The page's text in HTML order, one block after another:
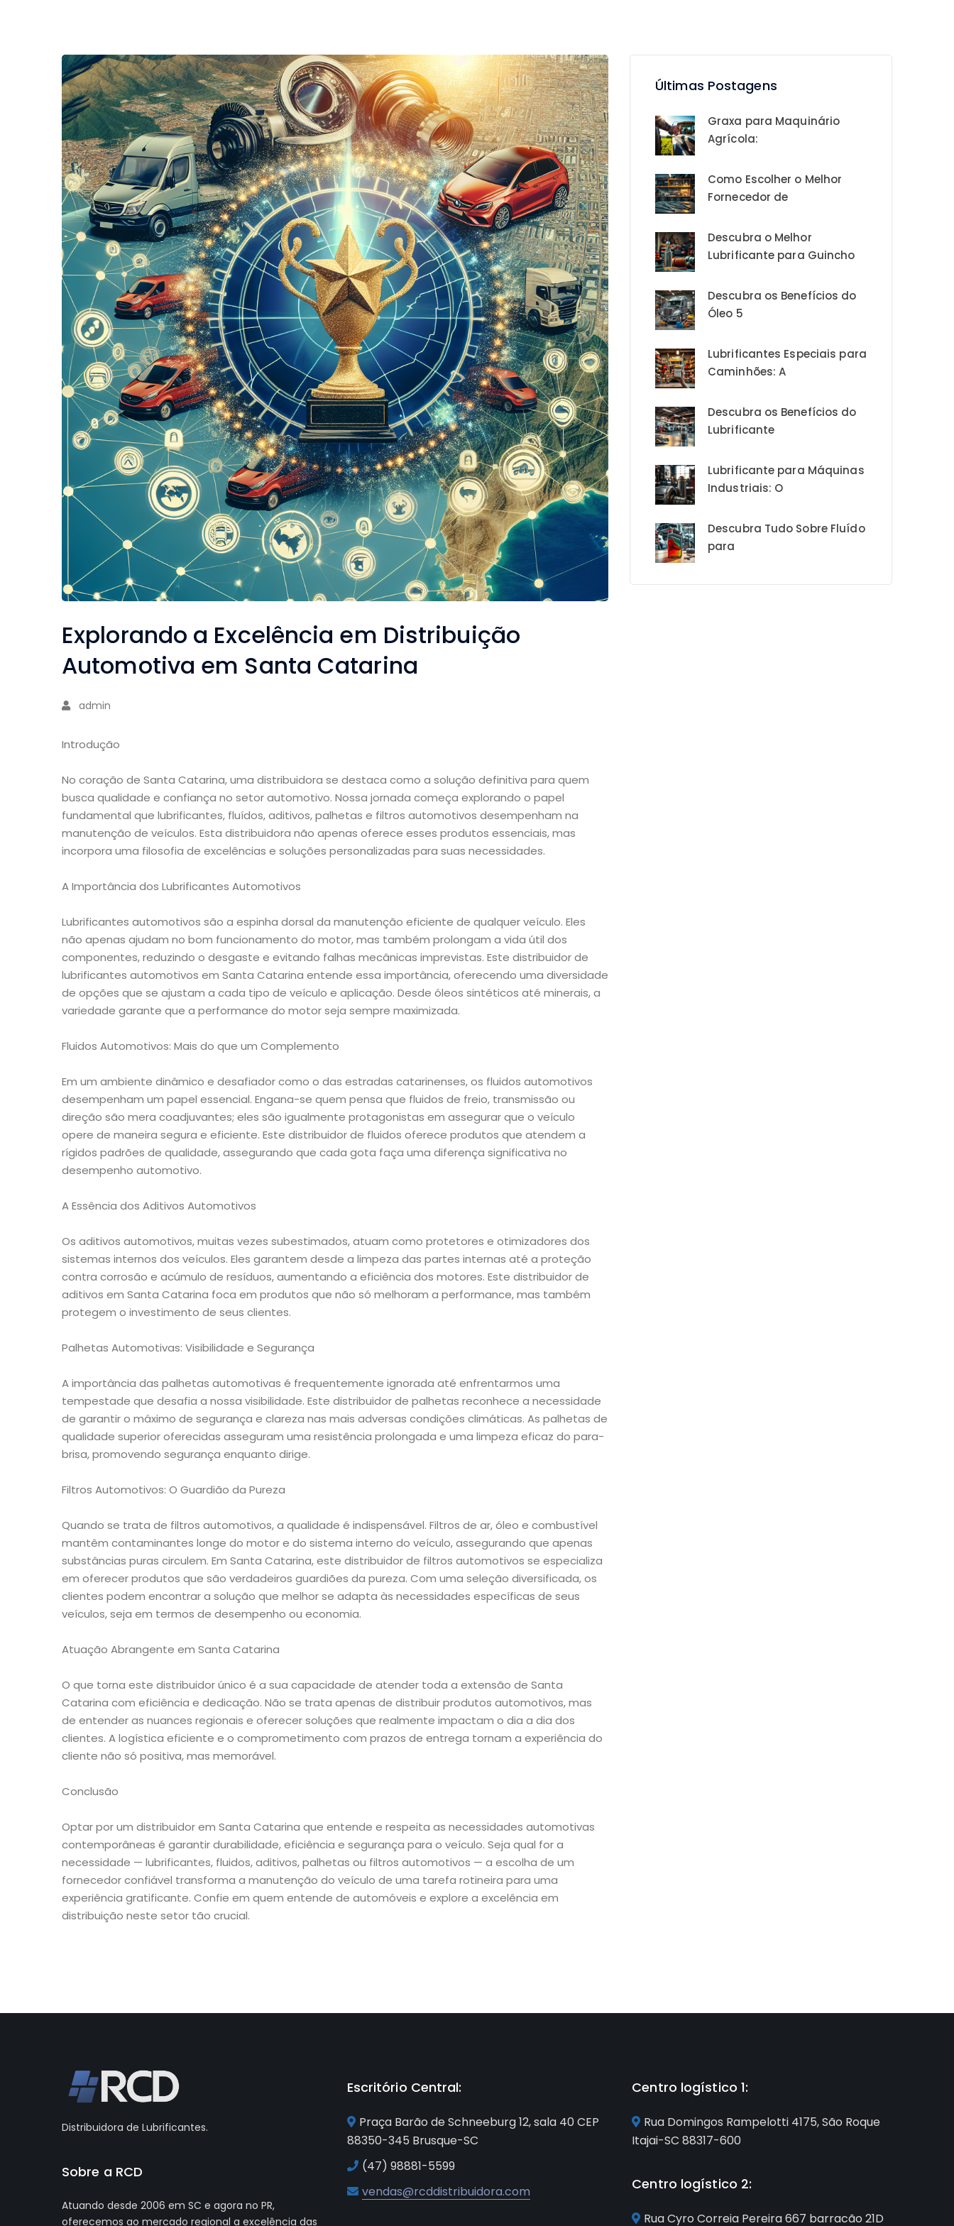
Explorando a Excelência em Distribuição
Automotiva em Santa Catarina
admin
Introdução
No coração de Santa Catarina, uma distribuidora se destaca como a solução definitiva para quem
busca qualidade e confiança no setor automotivo. Nossa jornada começa explorando o papel
fundamental que lubrificantes, fluídos, aditivos, palhetas e filtros automotivos desempenham na
manutenção de veículos. Esta distribuidora não apenas oferece esses produtos essenciais, mas
incorpora uma filosofia de excelências e soluções personalizadas para suas necessidades.
A Importância dos Lubrificantes Automotivos
Lubrificantes automotivos são a espinha dorsal da manutenção eficiente de qualquer veículo. Eles
não apenas ajudam no bom funcionamento do motor, mas também prolongam a vida útil dos
componentes, reduzindo o desgaste e evitando falhas mecânicas imprevistas. Este distribuidor de
lubrificantes automotivos em Santa Catarina entende essa importância, oferecendo uma diversidade
de opções que se ajustam a cada tipo de veículo e aplicação. Desde óleos sintéticos até minerais, a
variedade garante que a performance do motor seja sempre maximizada.
Fluidos Automotivos: Mais do que um Complemento
Em um ambiente dinâmico e desafiador como o das estradas catarinenses, os fluidos automotivos
desempenham um papel essencial. Engana-se quem pensa que fluidos de freio, transmissão ou
direção são mera coadjuvantes; eles são igualmente protagonistas em assegurar que o veículo
opere de maneira segura e eficiente. Este distribuidor de fluidos oferece produtos que atendem a
rígidos padrões de qualidade, assegurando que cada gota faça uma diferença significativa no
desempenho automotivo.
A Essência dos Aditivos Automotivos
Os aditivos automotivos, muitas vezes subestimados, atuam como protetores e otimizadores dos
sistemas internos dos veículos. Eles garantem desde a limpeza das partes internas até a proteção
contra corrosão e acúmulo de resíduos, aumentando a eficiência dos motores. Este distribuidor de
aditivos em Santa Catarina foca em produtos que não só melhoram a performance, mas também
protegem o investimento de seus clientes.
Palhetas Automotivas: Visibilidade e Segurança
A importância das palhetas automotivas é frequentemente ignorada até enfrentarmos uma
tempestade que desafia a nossa visibilidade. Este distribuidor de palhetas reconhece a necessidade
de garantir o máximo de segurança e clareza nas mais adversas condições climáticas. As palhetas de
qualidade superior oferecidas asseguram uma resistência prolongada e uma limpeza eficaz do para-
brisa, promovendo segurança enquanto dirige.
Filtros Automotivos: O Guardião da Pureza
Quando se trata de filtros automotivos, a qualidade é indispensável. Filtros de ar, óleo e combustível
mantêm contaminantes longe do motor e do sistema interno do veículo, assegurando que apenas
substâncias puras circulem. Em Santa Catarina, este distribuidor de filtros automotivos se especializa
em oferecer produtos que são verdadeiros guardiões da pureza. Com uma seleção diversificada, os
clientes podem encontrar a solução que melhor se adapta às necessidades específicas de seus
veículos, seja em termos de desempenho ou economia.
Atuação Abrangente em Santa Catarina
O que torna este distribuidor único é a sua capacidade de atender toda a extensão de Santa
Catarina com eficiência e dedicação. Não se trata apenas de distribuir produtos automotivos, mas
de entender as nuances regionais e oferecer soluções que realmente impactam o dia a dia dos
clientes. A logística eficiente e o comprometimento com prazos de entrega tornam a experiência do
cliente não só positiva, mas memorável.
Conclusão
Optar por um distribuidor em Santa Catarina que entende e respeita as necessidades automotivas
contemporâneas é garantir durabilidade, eficiência e segurança para o veículo. Seja qual for a
necessidade — lubrificantes, fluidos, aditivos, palhetas ou filtros automotivos — a escolha de um
fornecedor confiável transforma a manutenção do veículo de uma tarefa rotineira para uma
experiência gratificante. Confie em quem entende de automóveis e explore a excelência em
distribuição neste setor tão crucial.
Últimas Postagens
Graxa para Maquinário
Agrícola:
Como Escolher o Melhor
Fornecedor de
Descubra o Melhor
Lubrificante para Guincho
Descubra os Benefícios do
Óleo 5
Lubrificantes Especiais para
Caminhões: A
Descubra os Benefícios do
Lubrificante
Lubrificante para Máquinas
Industriais: O
Descubra Tudo Sobre Fluído
para
Distribuidora de Lubrificantes.
Sobre a RCD
Atuando desde 2006 em SC e agora no PR,
oferecemos ao mercado regional a excelência das
Escritório Central:
Praça Barão de Schneeburg 12, sala 40 CEP
88350-345 Brusque-SC
(47) 98881-5599
vendas@rcddistribuidora.com
Centro logístico 1:
Rua Domingos Rampelotti 4175, São Roque
Itajai-SC 88317-600
Centro logístico 2:
Rua Cyro Correia Pereira 667 barracão 21D